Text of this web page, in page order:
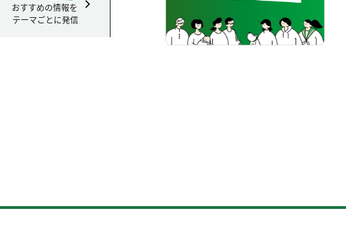
おすすめの情報を
テーマごとに発信